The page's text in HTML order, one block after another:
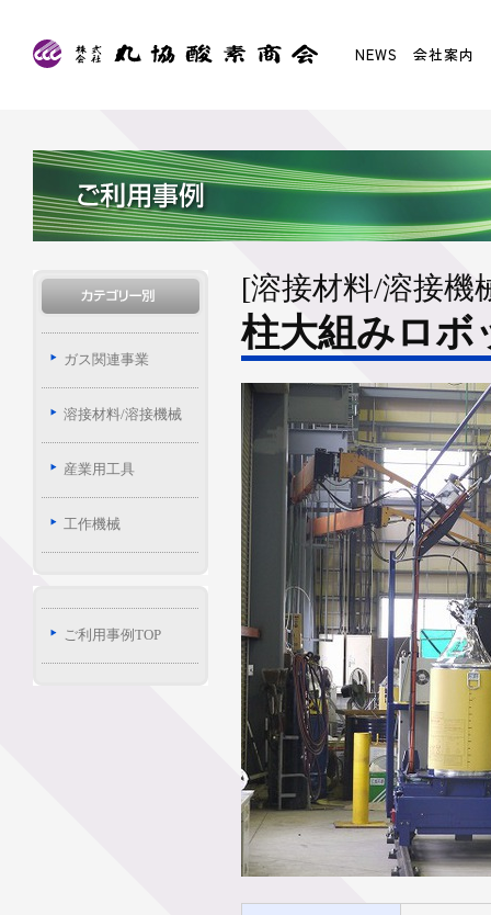
NEWS 会社案内
[溶接材料/溶接機
柱大組みロ
ガス関連事業
溶接材料/溶接機械
産業用工具
工作機械
ご利用事例TOP